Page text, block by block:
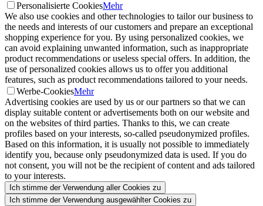
Personalisierte CookiesMehr
We also use cookies and other technologies to tailor our business to
the needs and interests of our customers and prepare an exceptional
shopping experience for you. By using personalized cookies, we
can avoid explaining unwanted information, such as inappropriate
product recommendations or useless special offers. In addition, the
use of personalized cookies allows us to offer you additional
features, such as product recommendations tailored to your needs.
Werbe-CookiesMehr
Advertising cookies are used by us or our partners so that we can
display suitable content or advertisements both on our website and
on the websites of third parties. Thanks to this, we can create
profiles based on your interests, so-called pseudonymized profiles.
Based on this information, it is usually not possible to immediately
identify you, because only pseudonymized data is used. If you do
not consent, you will not be the recipient of content and ads tailored
to your interests.
Ich stimme der Verwendung aller Cookies zu
Ich stimme der Verwendung ausgewählter Cookies zu